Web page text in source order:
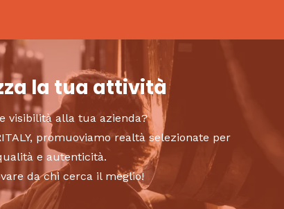
la tua attività
visibilità alla tua azienda?
promuoviamo realtà selezionate per
e autenticità.
da chi cerca il meglio!